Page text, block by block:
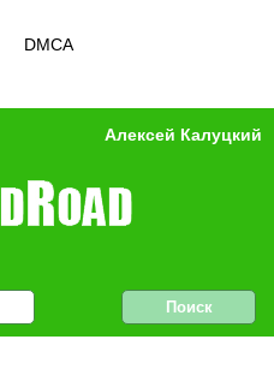
DMCA
Алексей Калуцкий